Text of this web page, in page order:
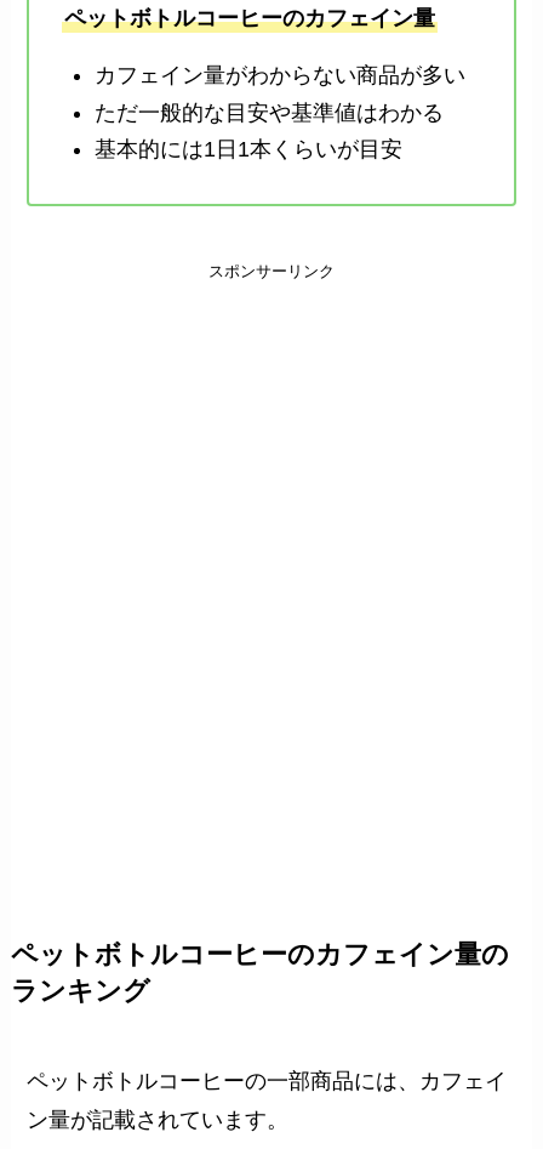
ペットボトルコーヒーのカフェイン量
カフェイン量がわからない商品が多い
ただ一般的な目安や基準値はわかる
基本的には1日1本くらいが目安
スポンサーリンク
ペットボトルコーヒーのカフェイン量の
ランキング
ペットボトルコーヒーの一部商品には、カフェイ
ン量が記載されています。